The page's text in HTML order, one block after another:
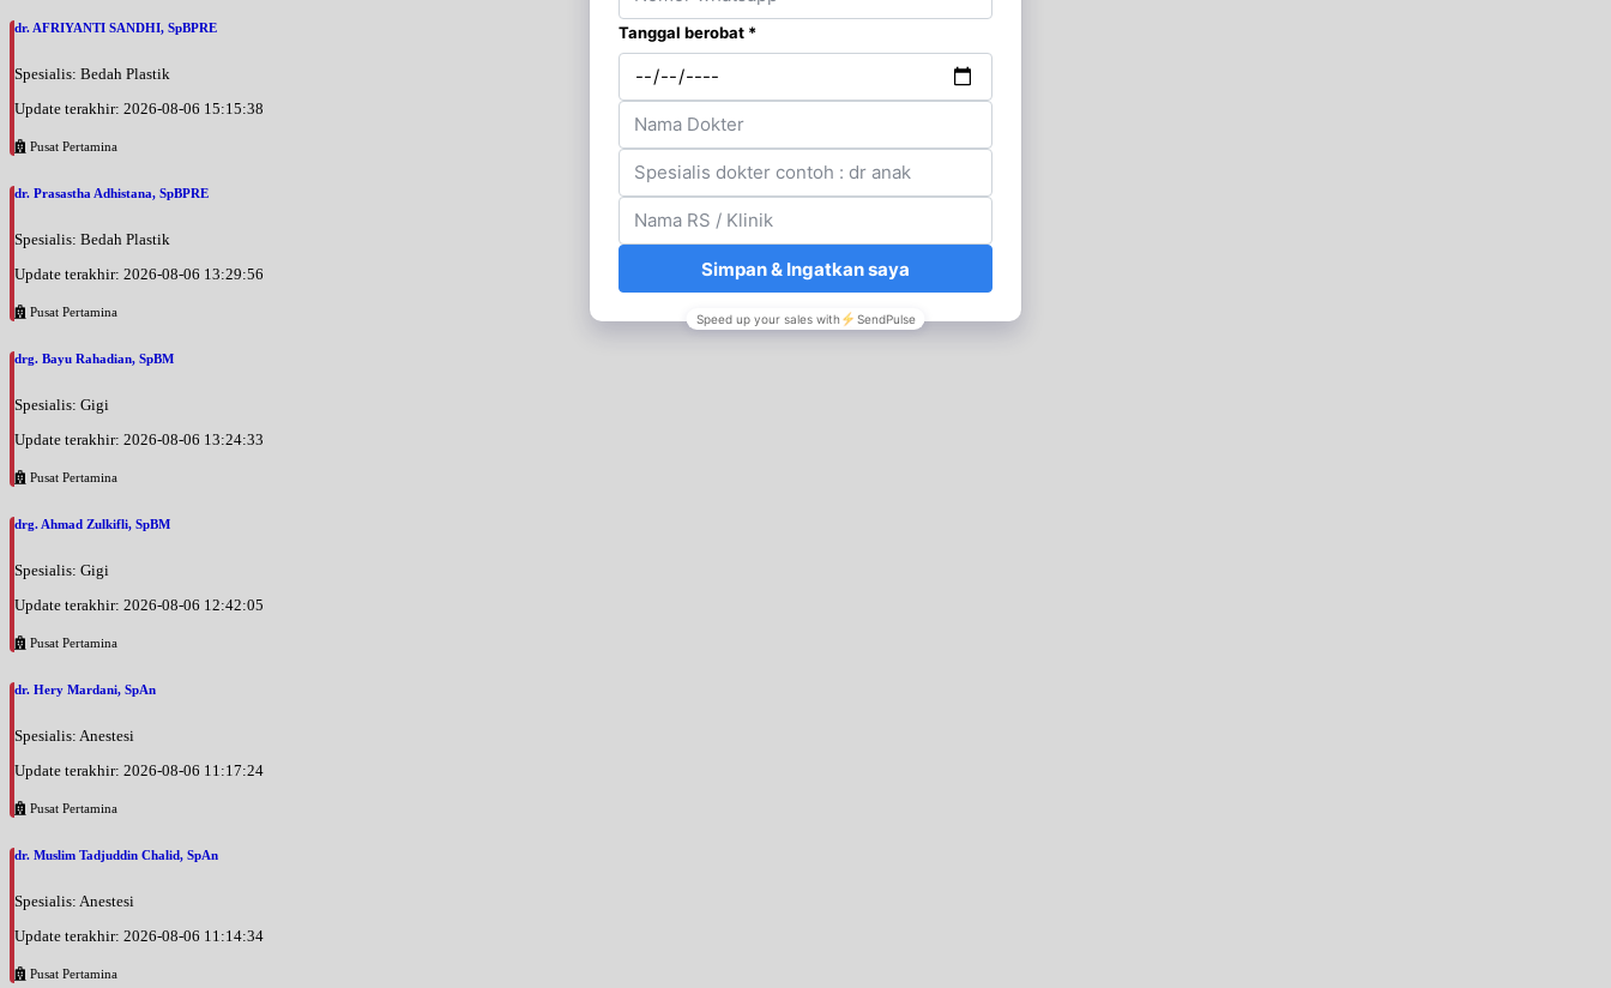
dr. AFRIYANTI SANDHI, SpBPRE
Spesialis: Bedah Plastik
Update terakhir: 2026-08-06 15:15:38
Pusat Pertamina
dr. Prasastha Adhistana, SpBPRE
Spesialis: Bedah Plastik
Update terakhir: 2026-08-06 13:29:56
Pusat Pertamina
drg. Bayu Rahadian, SpBM
Spesialis: Gigi
Update terakhir: 2026-08-06 13:24:33
Pusat Pertamina
drg. Ahmad Zulkifli, SpBM
Spesialis: Gigi
Update terakhir: 2026-08-06 12:42:05
Pusat Pertamina
dr. Hery Mardani, SpAn
Spesialis: Anestesi
Update terakhir: 2026-08-06 11:17:24
Pusat Pertamina
dr. Muslim Tadjuddin Chalid, SpAn
Spesialis: Anestesi
Update terakhir: 2026-08-06 11:14:34
Pusat Pertamina